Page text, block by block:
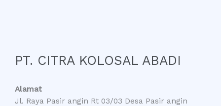
PT. CITRA KOLOSAL ABADI
Alamat
Jl. Raya Pasir angin Rt 03/03 Desa Pasir angin